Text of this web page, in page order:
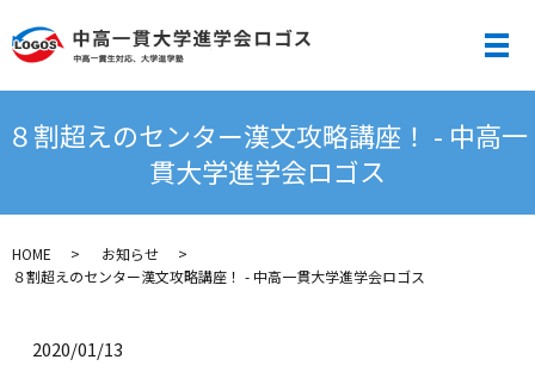
メ
８割超えのセンター漢文攻略講座！ - 中高一
貫大学進学会ロゴス
HOME
お知らせ
８割超えのセンター漢文攻略講座！ - 中高一貫大学進学会ロゴス
2020/01/13